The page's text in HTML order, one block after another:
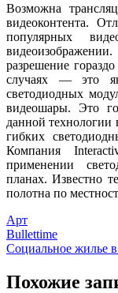
Возможна
видеоконтента.
популярных
разрешение
случаях — это
светодиодных
видеошары. Это
данной технологии
гибких
Компания
применении
планах. Известно
полотна по
Арт
Навигация
по
записям
Bullettime
Социальное жилье
Похожие